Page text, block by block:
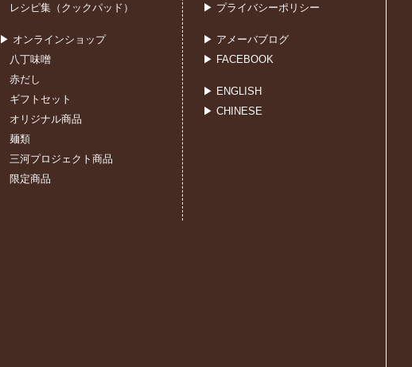
レシピ集（クックパッド）
▶ オンラインショップ
八丁味噌
赤だし
ギフトセット
オリジナル商品
麺類
三河プロジェクト商品
限定商品
▶ プライバシーポリシー
▶ アメーバブログ
▶ FACEBOOK
▶ ENGLISH
▶ CHINESE